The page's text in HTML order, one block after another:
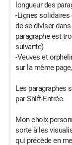
longueur des
-Lignes solidaires
de se diviser
paragraphe est
suivante)
-Veuves et
sur la même
Les paragraphes
par Shift-Entrée.
Mon choix
sorte à les
qui précède en